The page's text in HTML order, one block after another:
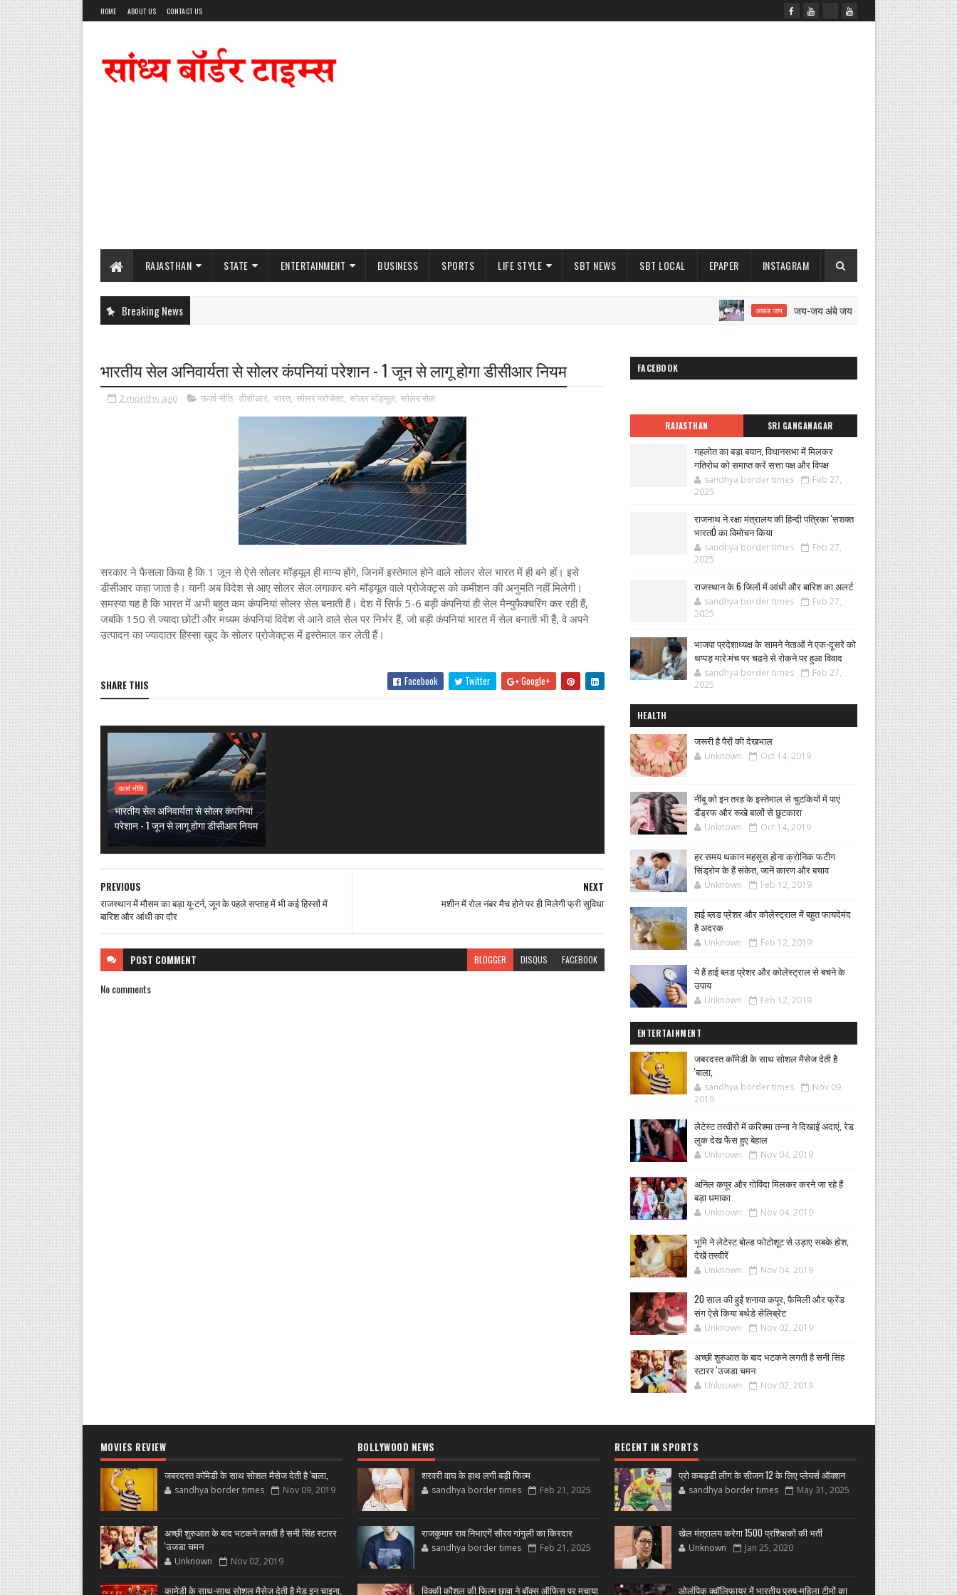
HOME ABOUT US CONTACT US
RAJASTHAN STATE ENTERTAINMENT BUSINESS SPORTS LIFE STYLE SBT NEWS SBT LOCAL EPAPER INSTAGRAM
Breaking News अखंड जाप जय-जय अंबे जय जगदंबे का 12 घंटे का अखंड जाप शुरू
भारतीय सेल अनिवार्यता से सोलर कंपनियां परेशान - 1 जून से लागू होगा डीसीआर नियम
2 months ago ऊर्जा नीति, डीसीआर, भारत, सोलर प्रोजेक्ट, सोलर मॉड्यूल, सोलर सेल
सरकार ने फैसला किया है कि 1 जून से ऐसे सोलर मॉड्यूल ही मान्य होंगे, जिनमें इस्तेमाल होने वाले सोलर सेल भारत में ही बने हों। इसे
डीसीआर कहा जाता है। यानी अब विदेश से आए सोलर सेल लगाकर बने मॉड्यूल वाले प्रोजेक्ट्स को कमीशन की अनुमति नहीं मिलेगी।
समस्या यह है कि भारत में अभी बहुत कम कंपनियां सोलर सेल बनाती हैं। देश में सिर्फ 5-6 बड़ी कंपनियां ही सेल मैन्युफैक्चरिंग कर रही हैं,
जबकि 150 से ज्यादा छोटी और मध्यम कंपनियां विदेश से आने वाले सेल पर निर्भर हैं, जो बड़ी कंपनियां भारत में सेल बनाती भी हैं, वे अपने
उत्पादन का ज्यादातर हिस्सा खुद के सोलर प्रोजेक्ट्स में इस्तेमाल कर लेती हैं।
SHARE THIS Facebook Twitter Google+
ऊर्जा नीति
भारतीय सेल अनिवार्यता से सोलर कंपनियां
परेशान - 1 जून से लागू होगा डीसीआर नियम
NEXT
मशीन में रोल नंबर मैच होने पर ही मिलेगी फ्री सुविधा
PREVIOUS
राजस्थान में मौसम का बड़ा यू-टर्न, जून के पहले सप्ताह में भी कई हिस्सों में
बारिश और आंधी का दौर
POST COMMENT BLOGGER DISQUS FACEBOOK
No comments
FACEBOOK
RAJASTHAN SRI GANGANAGAR
गहलोत का बड़ा बयान, विधानसभा में मिलकर
गतिरोध को समाप्त करें सत्ता पक्ष और विपक्ष
sandhya border times
Feb 27,
2025
राजनाथ ने रक्षा मंत्रालय की हिन्दी पत्रिका 'सशक्त
भारतÓ का विमोचन किया
sandhya border times
Feb 27,
2025
राजस्थान के 6 जिलों में आंधी और बारिश का अलर्ट
sandhya border times
Feb 27,
2025
भाजपा प्रदेशाध्यक्ष के सामने नेताओं ने एक-दूसरे को
थप्पड़ मारे:मंच पर चढऩे से रोकने पर हुआ विवाद
sandhya border times
Feb 27,
2025
HEALTH
जरूरी है पैरों की देखभाल
Unknown Oct 14, 2019
नींबू को इन तरह के इस्तेमाल से चुटकियों में पाएं
डैंड्रफ और रूखे बालों से छुटकारा
Unknown Oct 14, 2019
हर समय थकान महसूस होना क्रोनिक फटीग
सिंड्रोम के हैं संकेत, जानें कारण और बचाव
Unknown Feb 12, 2019
हाई ब्लड प्रेशर और कोलेस्ट्राल में बहुत फायदेमंद
है अदरक
Unknown Feb 12, 2019
ये हैं हाई ब्लड प्रेशर और कोलेस्ट्राल से बचने के
उपाय
Unknown Feb 12, 2019
ENTERTAINMENT
जबरदस्त कॉमेडी के साथ सोशल मैसेज देती है
'बाला,
sandhya border times
Nov 09,
2019
लेटेस्ट तस्वीरों में करिश्मा तन्ना ने दिखाईं अदाएं, रेड
लुक देख फैंस हुए बेहाल
Unknown Nov 04, 2019
अनिल कपूर और गोविंदा मिलकर करने जा रहे हैं
बड़ा धमाका
Unknown Nov 04, 2019
भूमि ने लेटेस्ट बोल्ड फोटोशूट से उड़ाए सबके होश,
देखें तस्वीरें
Unknown Nov 04, 2019
20 साल की हुईं शनाया कपूर, फैमिली और फ्रेंड
संग ऐसे किया बर्थडे सेलिब्रेट
Unknown Nov 02, 2019
अच्छी शुरुआत के बाद भटकने लगती है सनी सिंह
स्टारर 'उजडा चमन
Unknown Nov 02, 2019
MOVIES REVIEW
जबरदस्त कॉमेडी के साथ सोशल मैसेज देती है 'बाला,
sandhya border times Nov 09, 2019
अच्छी शुरुआत के बाद भटकने लगती है सनी सिंह स्टारर
'उजडा चमन
Unknown Nov 02, 2019
कामेडी के साथ-साथ सोशल मैसेज देती है मेड इन चाइना,
BOLLYWOOD NEWS
शरवरी वाघ के हाथ लगी बड़ी फिल्म
sandhya border times Feb 21, 2025
राजकुमार राव निभाएगें सौरव गांगुली का किरदार
sandhya border times Feb 21, 2025
विक्की कौशल की फिल्म छावा ने बॉक्स ऑफिस पर मचाया
RECENT IN SPORTS
प्रो कबड्डी लीग के सीजन 12 के लिए प्लेयर्स ऑक्शन
sandhya border times May 31, 2025
खेल मंत्रालय करेगा 1500 प्रशिक्षकों की भर्ती
Unknown Jan 25, 2020
ओलंपिक क्वॉलिफायर में भारतीय पुरुष-महिला टीमों का